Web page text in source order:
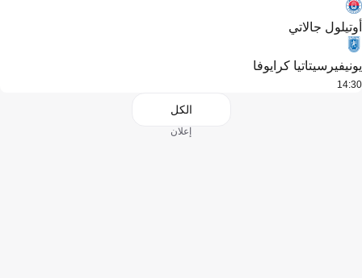
أوتيلول جالاتي
يونيفيرسيتاتيا كرايوفا
14:30
الكل
إعلان